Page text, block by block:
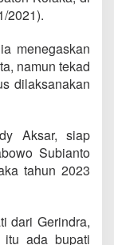
2021).
menegaskan
namun tekad
dilaksanakan
Aksar, siap
Subianto
tahun 2023
dari Gerindra,
itu ada bupati